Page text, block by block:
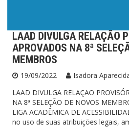
LAAD DIVULGA RELAÇÃO
APROVADOS NA 8ª
MEMBROS
19/09/2022 Isadora
LAAD DIVULGA RELAÇÃO
NA 8ª SELEÇÃO DE NOVOS
LIGA ACADÊMICA DE
no uso de suas atribuições legais,